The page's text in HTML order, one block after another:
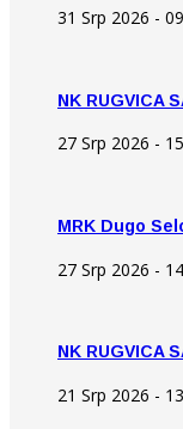
31 Srp 2026 -
NK RUGVICA
27 Srp 2026 -
MRK Dugo
27 Srp 2026 -
NK RUGVICA
21 Srp 2026 -